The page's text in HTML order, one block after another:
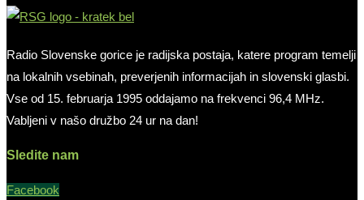
Radio Slovenske gorice je radijska postaja, katere program temelji
na lokalnih vsebinah, preverjenih informacijah in slovenski glasbi.
Vse od 15. februarja 1995 oddajamo na frekvenci 96,4 MHz.
Vabljeni v našo družbo 24 ur na dan!
Sledite nam
Facebook